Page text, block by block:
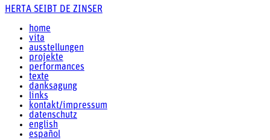
HERTA SEIBT DE ZINSER
home
vita
ausstellungen
projekte
performances
texte
danksagung
links
kontakt/impressum
datenschutz
english
español